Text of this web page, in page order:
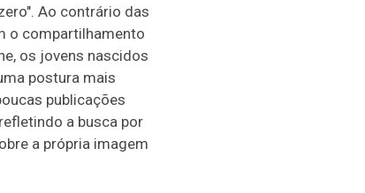
Ao contrário das
o compartilhamento
os jovens nascidos
postura mais
publicações
a busca por
a própria imagem